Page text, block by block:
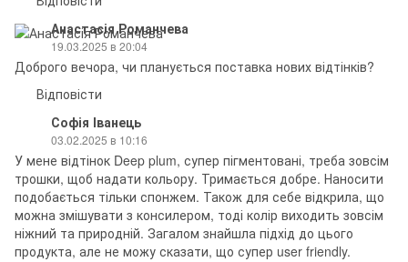
Анастасія Романчева
19.03.2025 в 20:04
Доброго вечора, чи планується поставка нових відтінків?
Відповісти
Софія Іванець
03.02.2025 в 10:16
У мене відтінок Deep plum, супер пігментовані, треба зовсім
трошки, щоб надати кольору. Тримається добре. Наносити
подобається тільки спонжем. Також для себе відкрила, що
можна змішувати з консилером, тоді колір виходить зовсім
ніжний та природній. Загалом знайшла підхід до цього
продукта, але не можу сказати, що супер user friendly.